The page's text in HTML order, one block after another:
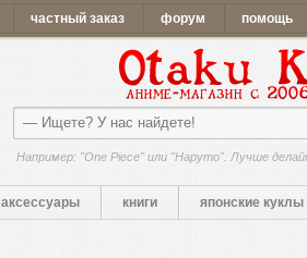
частный заказ форум помощь
Например: "One Piece" или "Наруто". Лучше
аксессуары книги японские куклы